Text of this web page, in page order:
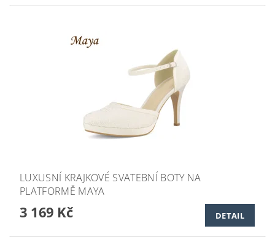
LUXUSNÍ KRAJKOVÉ SVATEBNÍ BOTY NA
PLATFORMĚ MAYA
3 169 Kč DETAIL